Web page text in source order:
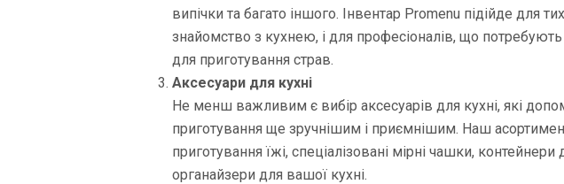
випічки та багато іншого. Інвентар Promenu підійде для
знайомство з кухнею, і для професіоналів, що
для приготування страв.
Аксесуари для кухні
Не менш важливим є вибір аксесуарів для кухні, які
приготування ще зручнішим і приємнішим. Наш
приготування їжі, спеціалізовані мірні чашки, контейнери
органайзери для вашої кухні.